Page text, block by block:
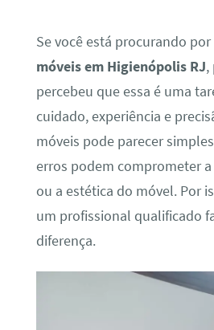
Se você está procurando
móveis em Higienópolis RJ,
percebeu que essa é uma
cuidado, experiência e
móveis pode parecer
erros podem comprometer
ou a estética do móvel. Por
um profissional qualificado
diferença.